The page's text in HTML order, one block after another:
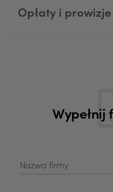
Opłaty i prowizje
Wypełnij
Nazwa firmy